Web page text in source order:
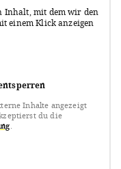
Inhalt, mit dem wir den
einem Klick anzeigen
Inhalte angezeigt
du die
.